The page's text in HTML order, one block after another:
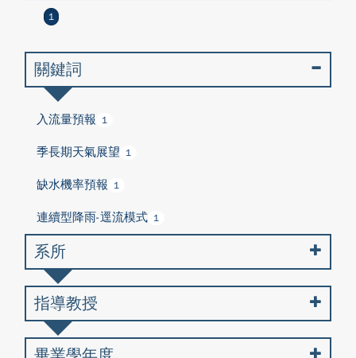
1
關鍵詞
入流量預報 1
季長期天氣展望 1
缺水機率預報 1
連續型降雨-逕流模式 1
系所
指導教授